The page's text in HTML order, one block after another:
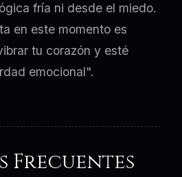
fría ni desde el miedo.
en este momento es
tu corazón y esté
emocional".
Frecuentes